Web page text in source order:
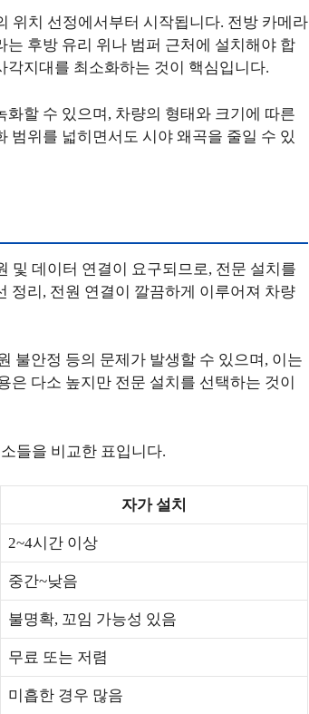
위치 선정에서부터 시작됩니다. 전방 카메라
후방 유리 위나 범퍼 근처에 설치해야 합
지대를 최소화하는 것이 핵심입니다.
할 수 있으며, 차량의 형태와 크기에 따른
범위를 넓히면서도 시야 왜곡을 줄일 수 있
및 데이터 연결이 요구되므로, 전문 설치를
정리, 전원 연결이 깔끔하게 이루어져 차량
불안정 등의 문제가 발생할 수 있으며, 이는
다소 높지만 전문 설치를 선택하는 것이
들을 비교한 표입니다.
자가 설치
2~4시간 이상
중간~낮음
불명확, 꼬임 가능성 있음
무료 또는 저렴
미흡한 경우 많음